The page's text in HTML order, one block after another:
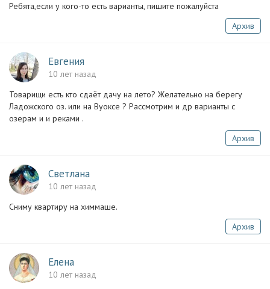
Ребята,если у кого-то есть варианты, пишите пожалуйста
Архив
Евгения
10 лет назад
Товарищи есть кто сдаёт дачу на лето? Желательно на берегу
Ладожского оз. или на Вуоксе ? Рассмотрим и др варианты с
озерам и и реками .
Архив
Светлана
10 лет назад
Сниму квартиру на химмаше.
Архив
Елена
10 лет назад